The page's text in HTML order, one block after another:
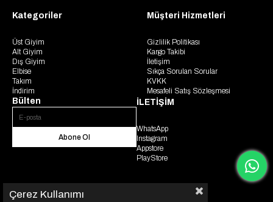
Kategoriler
Üst Giyim
Alt Giyim
Dış Giyim
Elbise
Takım
İndirim
Müşteri Hizmetleri
Gizlilik Politikası
Kargo Takibi
İletişim
Sıkça Sorulan Sorular
KVKK
Mesafeli Satış Sözleşmesi
Bülten
Abone Ol
İLETİŞİM
WhatsApp
Instagram
Appstore
PlayStore
Çerez Kullanımı